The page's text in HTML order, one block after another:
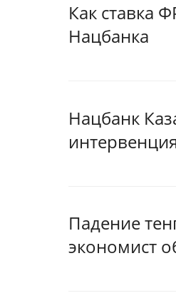
Как ставка
Нацбанка
Нацбанк
Падение
экономист